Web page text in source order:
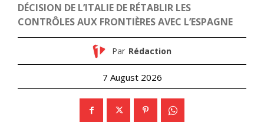
régnante du Qatar parmi les
victimes de l’accident de
Charm el-Cheikh
In "Moyen-Orient"